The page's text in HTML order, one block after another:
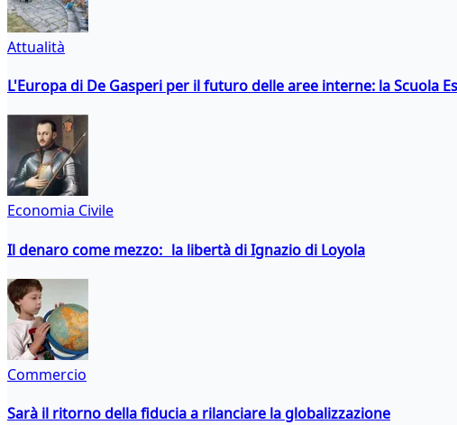
Attualità
L'Europa di De Gasperi per il futuro delle aree interne: la Scuola
Economia Civile
Il denaro come mezzo: la libertà di Ignazio di Loyola
Commercio
Sarà il ritorno della fiducia a rilanciare la globalizzazione